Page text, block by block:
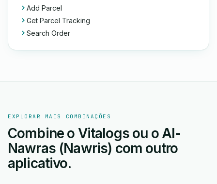
Add Parcel
Get Parcel Tracking
Search Order
EXPLORAR MAIS COMBINAÇÕES
Combine o Vitalogs ou o Al-
Nawras (Nawris) com outro
aplicativo.